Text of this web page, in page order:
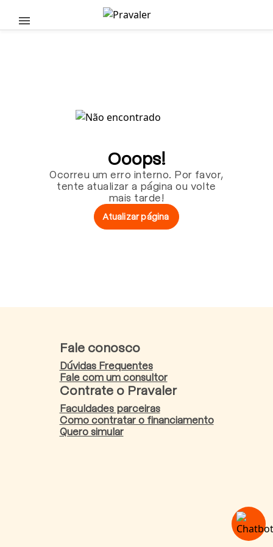
Pular para o conteúdo principal
Ooops!
Ocorreu um erro interno. Por favor,
tente atualizar a página ou volte
mais tarde!
Atualizar página
Fale conosco
Dúvidas Frequentes
Fale com um consultor
Contrate o Pravaler
Faculdades parceiras
Como contratar o financiamento
Quero simular